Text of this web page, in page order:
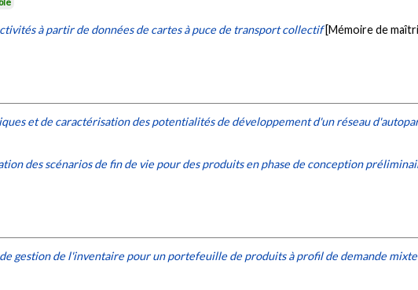
à partir de données de cartes à puce de transport collectif [Mémoire de
et de caractérisation des potentialités de développement d'un réseau
des scénarios de fin de vie pour des produits en phase de conception
gestion de l'inventaire pour un portefeuille de produits à profil de demande mixte